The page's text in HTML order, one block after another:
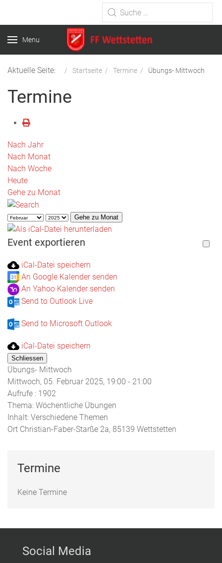
Type 2 or more characters for
results.
Menu
Aktuelle Seite: Startseite Termine Übungs- Mittwoch
Termine
Nach Jahr
Nach Monat
Nach Woche
Heute
Gehe zu Monat
Gehe zu Monat
Event exportieren
iCal-Datei speichern
An Google Kalender senden
An Yahoo Kalender senden
Send to Outlook Live
Send to Microsoft Outlook
iCal-Datei speichern
Schliessen
Übungs- Mittwoch
Mittwoch, 05. Februar 2025, 19:00 - 21:00
Aufrufe : 1902
Thema: Wöchentliche Übungen
Inhalt: Verschiedene Themen
Ort Christian-Faber-Starße 2a, 85139 Wettstetten
Termine
Keine Termine
Social Media